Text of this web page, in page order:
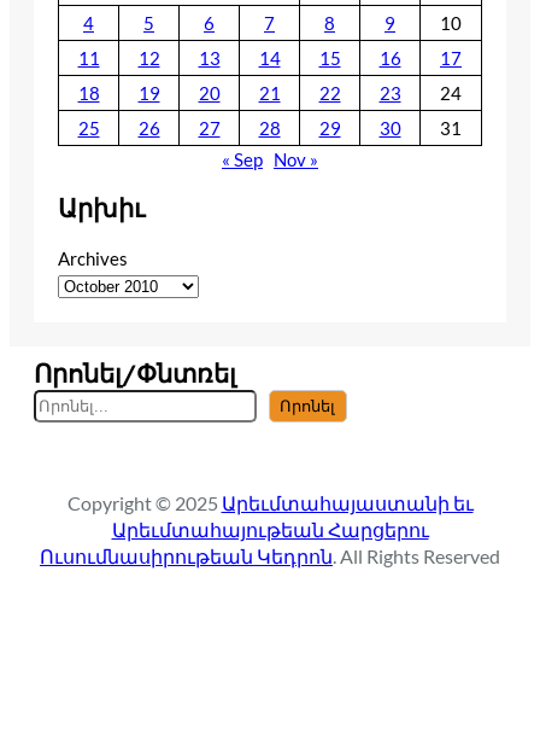
4
5 6 7 8 9
10
11
12 13 14 15 16
17
18
19 20 21 22 23
24
25
26 27 28 29 30
31
« Sep Nov »
Արխիւ
Archives
Որոնել/Փնտռել
S
e
c
h
Որոնել
Copyright © 2025 Արեւմտահայաստանի եւ
Արեւմտահայութեան Հարցերու
Ուսումնասիրութեան Կեդրոն. All Rights Reserved